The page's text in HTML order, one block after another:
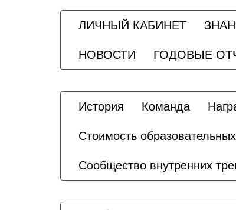
ЛИЧНЫЙ КАБИНЕТ
НОВОСТИ ГОДОВЫЕ
История Команда
Стоимость
Сообщество внутренних